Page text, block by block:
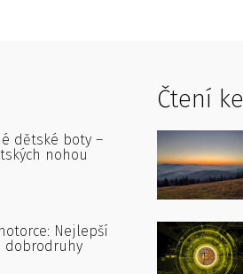
dětské boty –
nohou
Nejlepší
dobrodruhy
Čtení